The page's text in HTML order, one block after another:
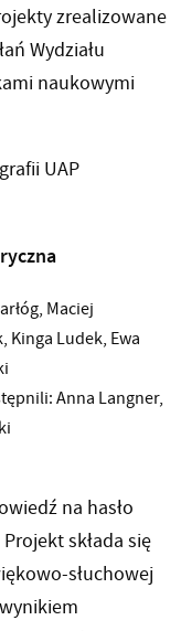
zrealizowane
Wydziału
naukowymi
UAP
Maciej
Kinga Ludek, Ewa
Anna Langner,
na hasło
składa się
słuchowej